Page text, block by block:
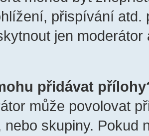
přispívání atd.
jen
přidávat
může povolovat
nebo skupiny. Pokud